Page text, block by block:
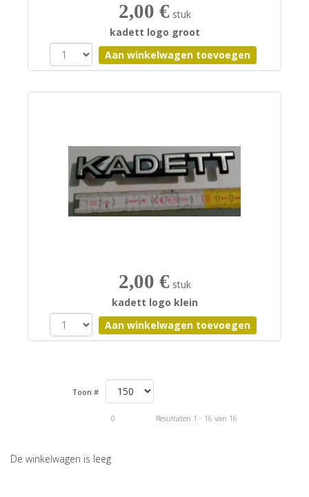
2,00 € stuk
kadett logo groot
2,00 € stuk
kadett logo klein
Toon #
0 Resultaten 1 - 16 van 16
De winkelwagen is leeg